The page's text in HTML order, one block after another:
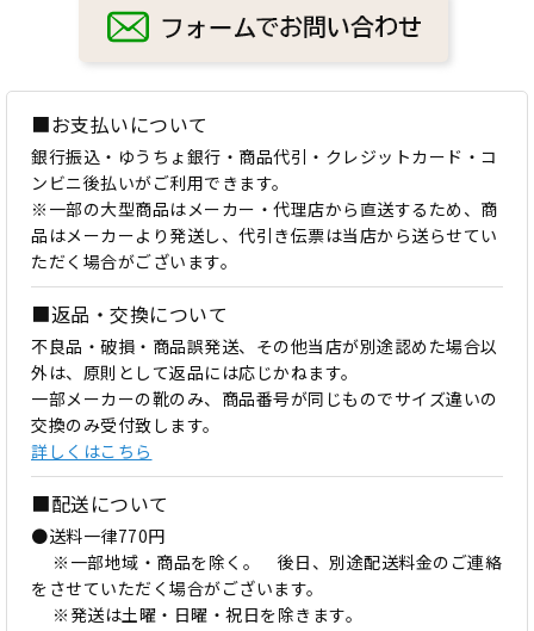
■お支払いについて
銀行振込・ゆうちょ銀行・商品代引・クレジットカード・コ
ンビニ後払いがご利用できます。
※一部の大型商品はメーカー・代理店から直送するため、商
品はメーカーより発送し、代引き伝票は当店から送らせてい
ただく場合がございます。
■返品・交換について
不良品・破損・商品誤発送、その他当店が別途認めた場合以
外は、原則として返品には応じかねます。
一部メーカーの靴のみ、商品番号が同じものでサイズ違いの
交換のみ受付致します。
詳しくはこちら
■配送について
●送料一律770円
※一部地域・商品を除く。 後日、別途配送料金のご連絡
をさせていただく場合がございます。
※発送は土曜・日曜・祝日を除きます。